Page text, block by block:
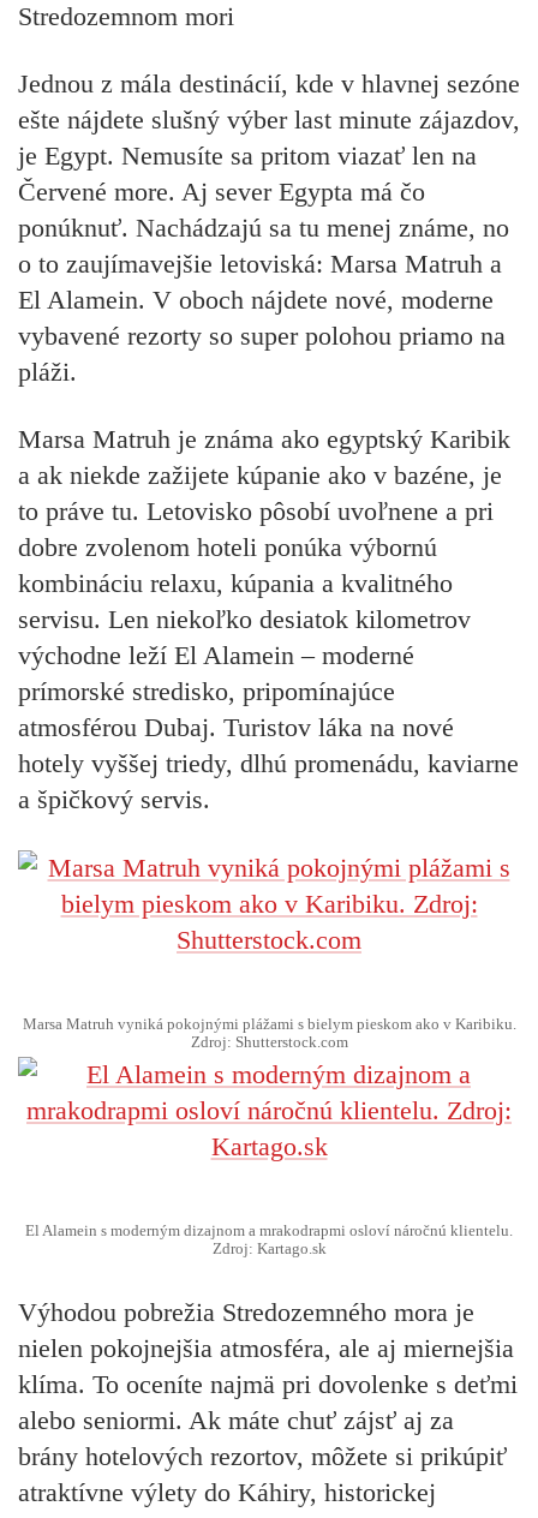
Stredozemnom mori
Jednou z mála destinácií, kde v hlavnej sezóne
ešte nájdete slušný výber last minute zájazdov,
je Egypt. Nemusíte sa pritom viazať len na
Červené more. Aj sever Egypta má čo
ponúknuť. Nachádzajú sa tu menej známe, no
o to zaujímavejšie letoviská: Marsa Matruh a
El Alamein. V oboch nájdete nové, moderne
vybavené rezorty so super polohou priamo na
pláži.
Marsa Matruh je známa ako egyptský Karibik
a ak niekde zažijete kúpanie ako v bazéne, je
to práve tu. Letovisko pôsobí uvoľnene a pri
dobre zvolenom hoteli ponúka výbornú
kombináciu relaxu, kúpania a kvalitného
servisu. Len niekoľko desiatok kilometrov
východne leží El Alamein – moderné
prímorské stredisko, pripomínajúce
atmosférou Dubaj. Turistov láka na nové
hotely vyššej triedy, dlhú promenádu, kaviarne
a špičkový servis.
Marsa Matruh vyniká pokojnými plážami s bielym pieskom ako v Karibiku.
Zdroj: Shutterstock.com
El Alamein s moderným dizajnom a mrakodrapmi osloví náročnú klientelu.
Zdroj: Kartago.sk
Výhodou pobrežia Stredozemného mora je
nielen pokojnejšia atmosféra, ale aj miernejšia
klíma. To oceníte najmä pri dovolenke s deťmi
alebo seniormi. Ak máte chuť zájsť aj za
brány hotelových rezortov, môžete si prikúpiť
atraktívne výlety do Káhiry, historickej